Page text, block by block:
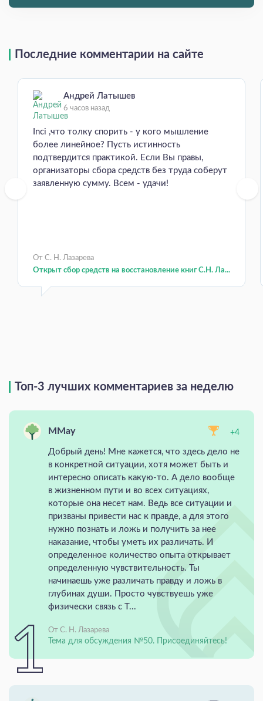
Последние комментарии на сайте
Андрей Латышев
6 часов назад
Inci ,что толку спорить - у кого мышление
более линейное? Пусть истинность
подтвердится практикой. Если Вы правы,
организаторы сбора средств без труда соберут
заявленную сумму. Всем - удачи!
От С. Н. Лазарева
Открыт сбор средств на восстановление книг С.Н. Ла...
Топ-3 лучших комментариев за неделю
MMay +4
Добрый день! Мне кажется, что здесь дело не
в конкретной ситуации, хотя может быть и
интересно описать какую-то. А дело вообще
в жизненном пути и во всех ситуациях,
которые она несет нам. Ведь все ситуации и
призваны привести нас к правде, а для этого
нужно познать и ложь и получить за нее
наказание, чтобы уметь их различать. И
определенное количество опыта открывает
определенную чувствительность. Ты
начинаешь уже различать правду и ложь в
глубинах души. Просто чувствуешь уже
физически связь с Т...
От С. Н. Лазарева
Тема для обсуждения №50. Присоединяйтесь!